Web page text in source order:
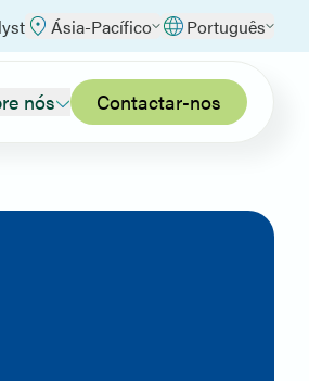
Ásia-Pacífico Português
nós Contactar-nos